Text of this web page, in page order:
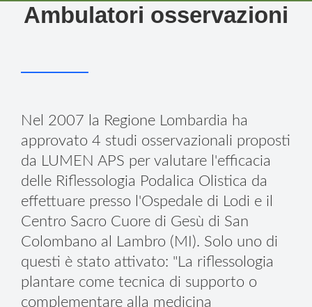
Ambulatori osservazioni
Nel 2007 la Regione Lombardia ha
approvato 4 studi osservazionali proposti
da LUMEN APS per valutare l'efficacia
delle Riflessologia Podalica Olistica da
effettuare presso l'Ospedale di Lodi e il
Centro Sacro Cuore di Gesù di San
Colombano al Lambro (MI). Solo uno di
questi è stato attivato: "La riflessologia
plantare come tecnica di supporto o
complementare alla medicina